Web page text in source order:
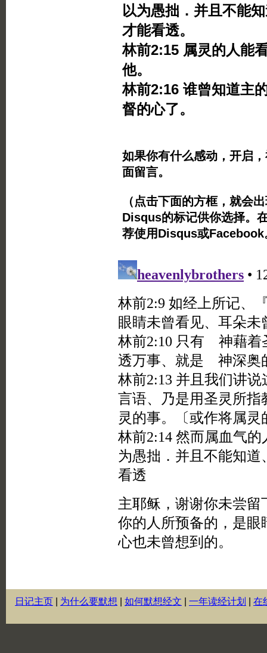
以为愚拙．并且不能
才能看透。
林前2:15 属灵的人能
他。
林前2:16 谁曾知道主
督的心了。
如果你有什么感动，开启
面留言。
（点击下面的方框，就会
Disqus的标记供你选择。
荐使用Disqus或
日记主页 为什么要默想 如何默想经文 一年读经计划 在